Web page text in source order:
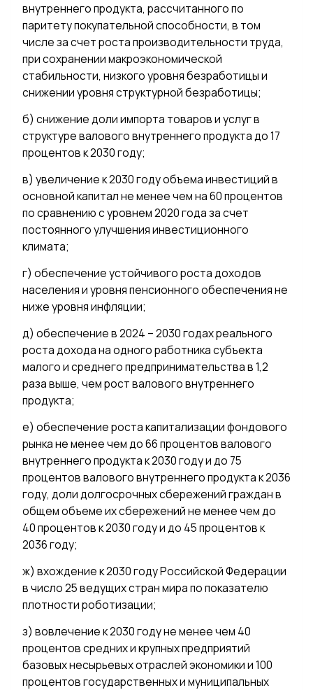
внутреннего продукта, рассчитанного по
паритету покупательной способности, в том
числе за счет роста производительности труда,
при сохранении макроэкономической
стабильности, низкого уровня безработицы и
снижении уровня структурной безработицы;
б) снижение доли импорта товаров и услуг в
структуре валового внутреннего продукта до 17
процентов к 2030 году;
в) увеличение к 2030 году объема инвестиций в
основной капитал не менее чем на 60 процентов
по сравнению с уровнем 2020 года за счет
постоянного улучшения инвестиционного
климата;
г) обеспечение устойчивого роста доходов
населения и уровня пенсионного обеспечения не
ниже уровня инфляции;
д) обеспечение в 2024 – 2030 годах реального
роста дохода на одного работника субъекта
малого и среднего предпринимательства в 1,2
раза выше, чем рост валового внутреннего
продукта;
е) обеспечение роста капитализации фондового
рынка не менее чем до 66 процентов валового
внутреннего продукта к 2030 году и до 75
процентов валового внутреннего продукта к 2036
году, доли долгосрочных сбережений граждан в
общем объеме их сбережений не менее чем до
40 процентов к 2030 году и до 45 процентов к
2036 году;
ж) вхождение к 2030 году Российской Федерации
в число 25 ведущих стран мира по показателю
плотности роботизации;
з) вовлечение к 2030 году не менее чем 40
процентов средних и крупных предприятий
базовых несырьевых отраслей экономики и 100
процентов государственных и муниципальных